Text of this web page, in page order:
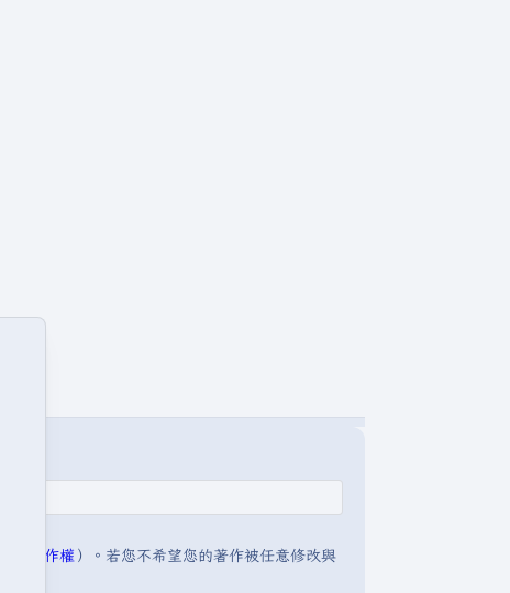
說明:著作權 ）。若您不希望您的著作被任意修改與